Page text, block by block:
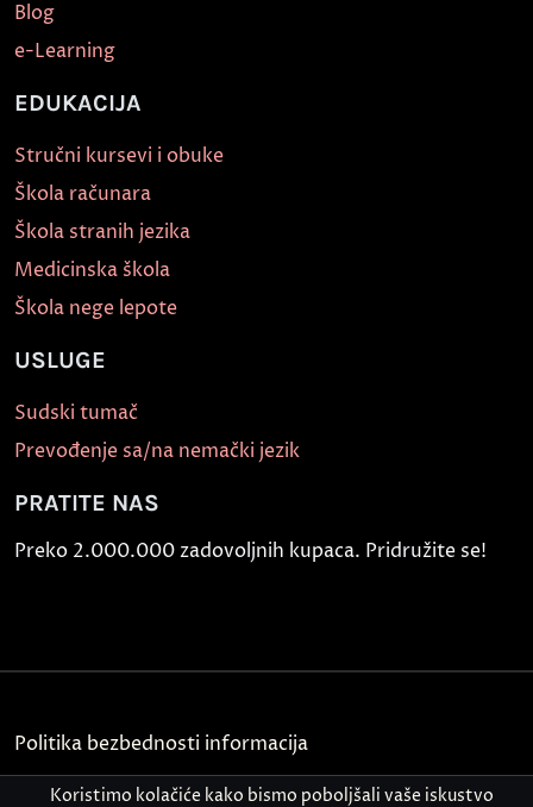
Blog
e-Learning
EDUKACIJA
Stručni kursevi i obuke
Škola računara
Škola stranih jezika
Medicinska škola
Škola nege lepote
USLUGE
Sudski tumač
Prevođenje sa/na nemački jezik
PRATITE NAS
Preko 2.000.000 zadovoljnih kupaca. Pridružite se!
Politika bezbednosti informacija
Kontakt
Koristimo kolačiće kako bismo poboljšali vaše iskustvo